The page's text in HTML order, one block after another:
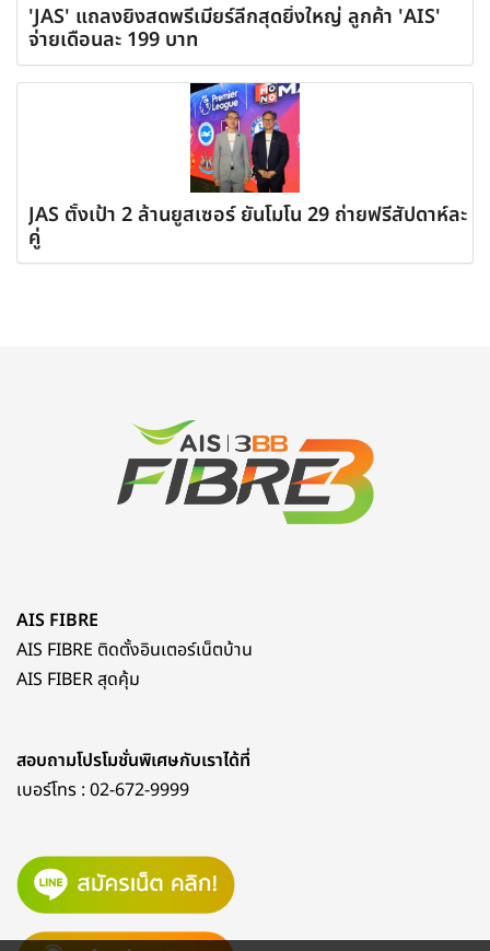
'JAS' แถลงยิงสดพรีเมียร์ลีกสุดยิ่งใหญ่ ลูกค้า 'AIS'
จ่ายเดือนละ 199 บาท
JAS ตั้งเป้า 2 ล้านยูสเซอร์ ยันโมโน 29 ถ่ายฟรีสัปดาห์ละ
คู่
AIS FIBRE
AIS FIBRE ติดตั้งอินเตอร์เน็ตบ้าน
AIS FIBER สุดคุ้ม
สอบถามโปรโมชั่นพิเศษกับเราได้ที่
เบอร์โทร : 02-672-9999